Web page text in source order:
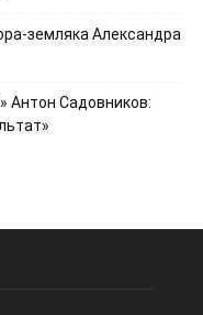
земляка Александра
Антон Садовников: